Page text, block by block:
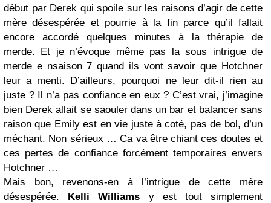
début par Derek qui spoile sur les raisons d’agir de cette
mère désespérée et pourrie à la fin parce qu’il fallait
encore accordé quelques minutes à la thérapie de
merde. Et je n’évoque même pas la sous intrigue de
merde e nsaison 7 quand ils vont savoir que Hotchner
leur a menti. D’ailleurs, pourquoi ne leur dit-il rien au
juste ? Il n’a pas confiance en eux ? C’est vrai, j’imagine
bien Derek allait se saouler dans un bar et balancer sans
raison que Emily est en vie juste à coté, pas de bol, d’un
méchant. Non sérieux … Ca va être chiant ces doutes et
ces pertes de confiance forcément temporaires envers
Hotchner …
Mais bon, revenons-en à l’intrigue de cette mère
désespérée. Kelli Williams y est tout simplement